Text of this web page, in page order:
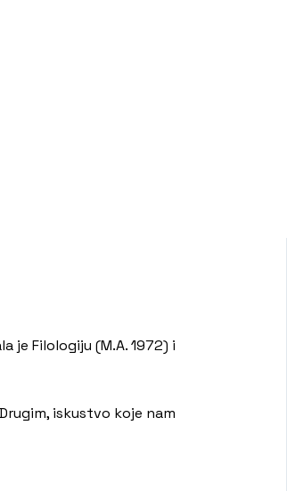
je Filologiju (M.A. 1972) i
iskustvo koje nam